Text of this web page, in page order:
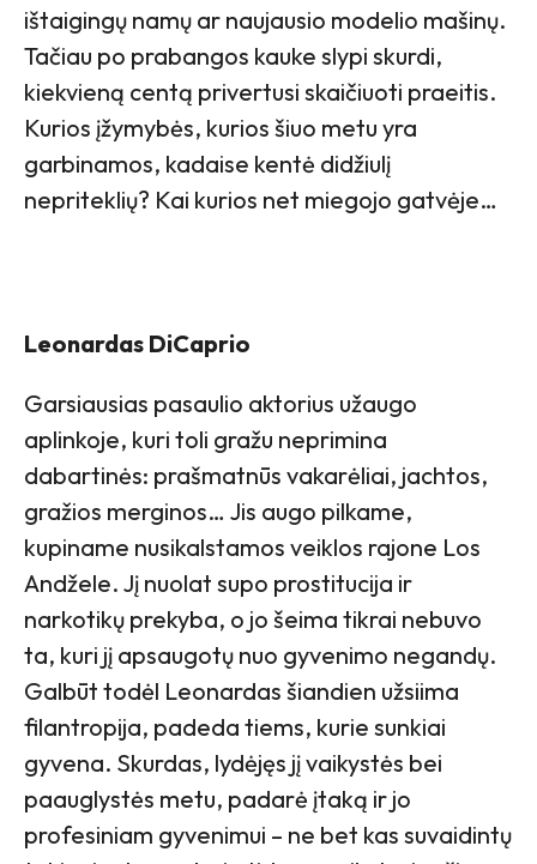
ištaigingų namų ar naujausio modelio mašinų.
Tačiau po prabangos kauke slypi skurdi,
kiekvieną centą privertusi skaičiuoti praeitis.
Kurios įžymybės, kurios šiuo metu yra
garbinamos, kadaise kentė didžiulį
nepriteklių? Kai kurios net miegojo gatvėje…
Leonardas DiCaprio
Garsiausias pasaulio aktorius užaugo
aplinkoje, kuri toli gražu neprimina
dabartinės: prašmatnūs vakarėliai, jachtos,
gražios merginos… Jis augo pilkame,
kupiname nusikalstamos veiklos rajone Los
Andžele. Jį nuolat supo prostitucija ir
narkotikų prekyba, o jo šeima tikrai nebuvo
ta, kuri jį apsaugotų nuo gyvenimo negandų.
Galbūt todėl Leonardas šiandien užsiima
filantropija, padeda tiems, kurie sunkiai
gyvena. Skurdas, lydėjęs jį vaikystės bei
paauglystės metu, padarė įtaką ir jo
profesiniam gyvenimui – ne bet kas suvaidintų